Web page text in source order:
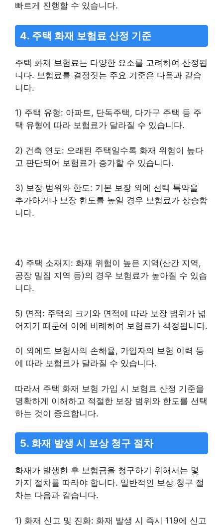
빠르게 진행할 수 있습니다.
4. 주택 화재 보험료 산정 기준
주택 화재 보험료는 다양한 요소를 고려하여 산정됩
니다. 보험료를 결정짓는 주요 기준은 다음과 같습
니다.
1) 주택 유형: 아파트, 단독주택, 다가구 주택 등 주
택 유형에 따라 보험료가 달라질 수 있습니다.
2) 건축 연도: 오래된 주택일수록 화재 위험이 높다
고 판단되어 보험료가 증가할 수 있습니다.
3) 보장 범위와 한도: 기본 보장 외에 선택 특약을
추가하거나 보장 한도를 높일 경우 보험료가 상승합
니다.
4) 주택 소재지: 화재 위험이 높은 지역(산간 지역,
공장 밀집 지역 등)의 경우 보험료가 높아질 수 있습
니다.
5) 면적: 주택의 크기와 면적에 따라 보장 범위가 넓
어지기 때문에 이에 비례하여 보험료가 책정됩니다.
이 외에도 보험사의 손해율, 가입자의 보험 이력 등
에 따라 보험료가 달라질 수 있습니다.
따라서 주택 화재 보험 가입 시 보험료 산정 기준을
명확하게 이해하고 적절한 보장 범위와 한도를 선택
하는 것이 중요합니다.
5. 화재 발생 시 보상 청구 절차
화재가 발생한 후 보험금을 청구하기 위해서는 몇
가지 절차를 따라야 합니다. 일반적인 보상 청구 절
차는 다음과 같습니다.
1) 화재 신고 및 진화: 화재 발생 시 즉시 119에 신고